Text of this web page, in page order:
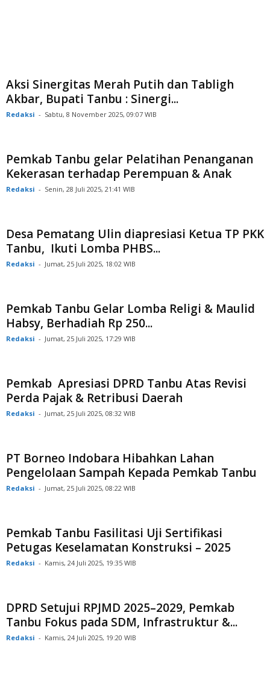
Aksi Sinergitas Merah Putih dan Tabligh
Akbar, Bupati Tanbu : Sinergi...
Redaksi - Sabtu, 8 November 2025, 09:07 WIB
Pemkab Tanbu gelar Pelatihan Penanganan
Kekerasan terhadap Perempuan & Anak
Redaksi - Senin, 28 Juli 2025, 21:41 WIB
Desa Pematang Ulin diapresiasi Ketua TP PKK
Tanbu, Ikuti Lomba PHBS...
Redaksi - Jumat, 25 Juli 2025, 18:02 WIB
Pemkab Tanbu Gelar Lomba Religi & Maulid
Habsy, Berhadiah Rp 250...
Redaksi - Jumat, 25 Juli 2025, 17:29 WIB
Pemkab Apresiasi DPRD Tanbu Atas Revisi
Perda Pajak & Retribusi Daerah
Redaksi - Jumat, 25 Juli 2025, 08:32 WIB
PT Borneo Indobara Hibahkan Lahan
Pengelolaan Sampah Kepada Pemkab Tanbu
Redaksi - Jumat, 25 Juli 2025, 08:22 WIB
Pemkab Tanbu Fasilitasi Uji Sertifikasi
Petugas Keselamatan Konstruksi – 2025
Redaksi - Kamis, 24 Juli 2025, 19:35 WIB
DPRD Setujui RPJMD 2025–2029, Pemkab
Tanbu Fokus pada SDM, Infrastruktur &...
Redaksi - Kamis, 24 Juli 2025, 19:20 WIB